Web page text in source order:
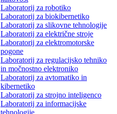
Laboratorij za robotiko
Laboratorij za biokibernetiko
Laboratorij za slikovne tehnologije
Laboratorij za električne stroje
Laboratorij za elektromotorske
pogone
Laboratorij za regulacijsko tehniko
in močnostno elektroniko
Laboratorij za avtomatiko in
kibernetiko
Laboratorij za strojno inteligenco
Laboratorij za informacijske
tehnologije